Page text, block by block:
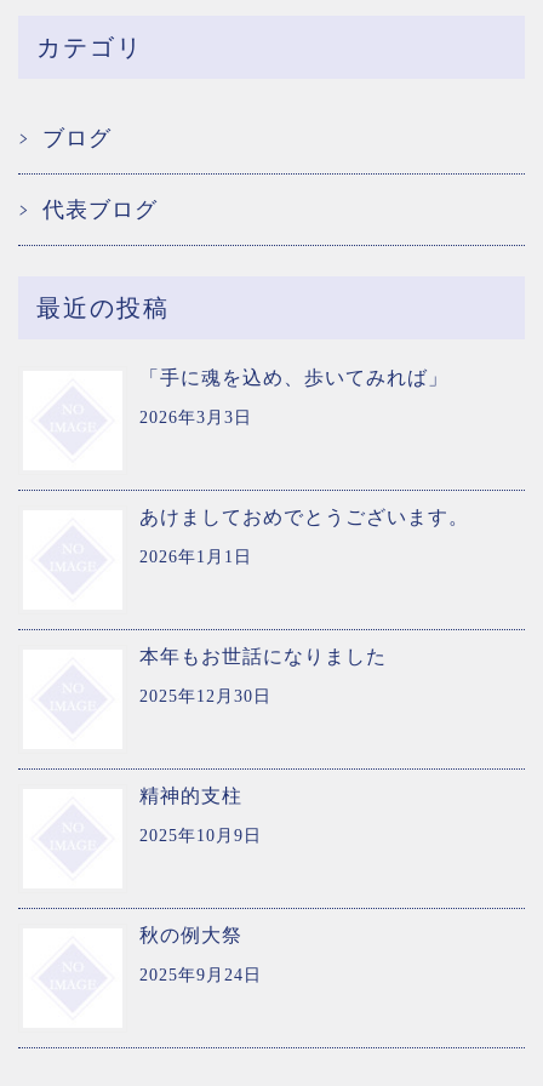
カテゴリ
ブログ
代表ブログ
最近の投稿
「手に魂を込め、歩いてみれば」
2026年3月3日
あけましておめでとうございます。
2026年1月1日
本年もお世話になりました
2025年12月30日
精神的支柱
2025年10月9日
秋の例大祭
2025年9月24日